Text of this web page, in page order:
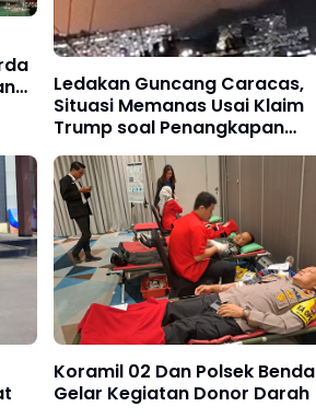
Ledakan Guncang Caracas,
Situasi Memanas Usai Klaim
Trump soal Penangkapan
Maduro
Koramil 02 Dan Polsek Benda
Gelar Kegiatan Donor Darah